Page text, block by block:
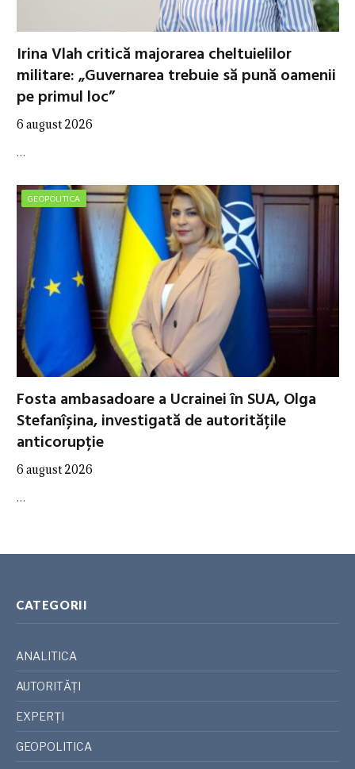
Irina Vlah critică majorarea cheltuielilor
militare: „Guvernarea trebuie să pună oamenii
pe primul loc”
6 august 2026
…
GEOPOLITICA
Fosta ambasadoare a Ucrainei în SUA, Olga
Stefanîșina, investigată de autoritățile
anticorupție
6 august 2026
…
CATEGORII
ANALITICA
AUTORITĂȚI
EXPERȚI
GEOPOLITICA